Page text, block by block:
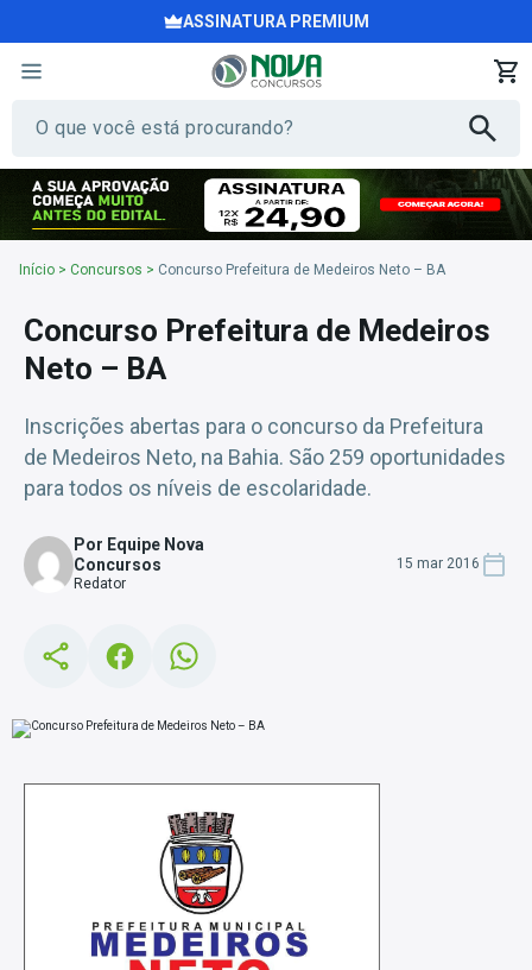
ASSINATURA PREMIUM
Início > Concursos > Concurso Prefeitura de Medeiros Neto – BA
Concurso Prefeitura de Medeiros
Neto – BA
Inscrições abertas para o concurso da Prefeitura
de Medeiros Neto, na Bahia. São 259 oportunidades
para todos os níveis de escolaridade.
Por Equipe Nova
Concursos
Redator
15 mar 2016